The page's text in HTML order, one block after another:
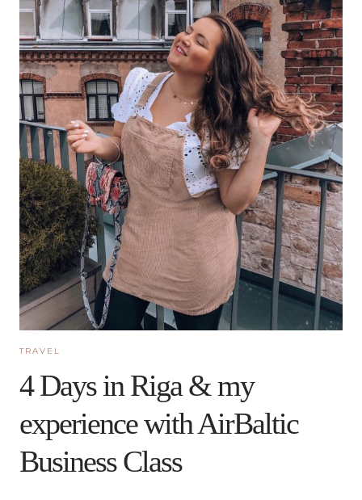
TRAVEL
4 Days in Riga & my
experience with AirBaltic
Business Class